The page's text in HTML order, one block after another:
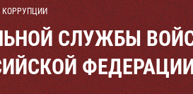
КОРРУПЦИИ
СЛУЖБЫ